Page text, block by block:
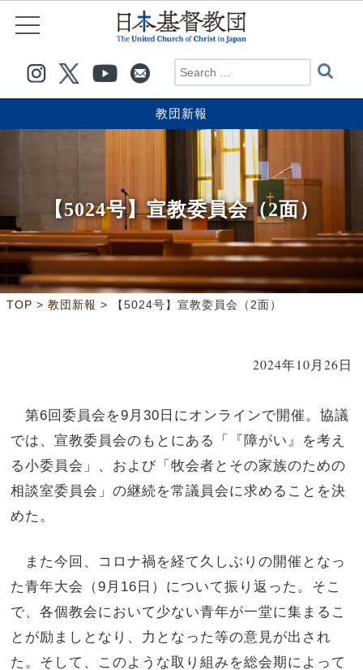
教団新報
【5024号】宣教委員会（2面）
TOP > 教団新報 > 【5024号】宣教委員会（2面）
2024年10月26日
第6回委員会を9月30日にオンラインで開催。協議
では、宣教委員会のもとにある「『障がい』を考え
る小委員会」、および「牧会者とその家族のための
相談室委員会」の継続を常議員会に求めることを決
めた。
また今回、コロナ禍を経て久しぶりの開催となっ
た青年大会（9月16日）について振り返った。そこ
で、各個教会において少ない青年が一堂に集まるこ
とが励ましとなり、力となった等の意見が出され
た。そして、このような取り組みを総会期によって